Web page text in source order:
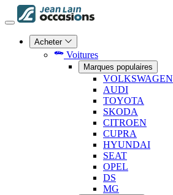
Acheter
Voitures
Marques populaires
VOLKSWAGEN
AUDI
TOYOTA
SKODA
CITROEN
CUPRA
HYUNDAI
SEAT
OPEL
DS
MG